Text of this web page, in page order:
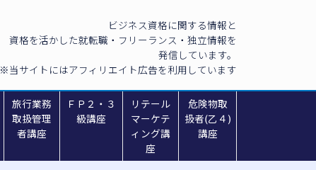
ビジネス資格に関する情報と
資格を活かした就転職・フリーランス・独立情報を
発信しています。
※当サイトにはアフィリエイト広告を利用しています
旅行業務
取扱管理
者講座
ＦＰ２・３
級講座
リテール
マーケテ
ィング講
座
危険物取
扱者(乙４)
講座